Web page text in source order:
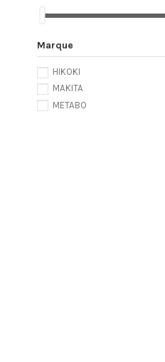
Marque
HIKOKI
MAKITA
METABO